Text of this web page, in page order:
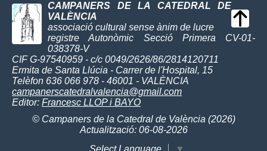
CAMPANERS DE LA CATEDRAL DE
VALÈNCIA
associació cultural sense ànim de lucre
registre Autonòmic Secció Primera CV-01-
038378-V
CIF G-97540959 - c/c 0049/2626/86/2814120711
Ermita de Santa Llúcia - Carrer de l'Hospital, 15
Telèfon 636 066 978 - 46001 - VALÈNCIA
campanerscatedralvalencia@gmail.com
Editor: Francesc LLOP i BAYO
© Campaners de la Catedral de València (2026)
Actualització: 06-08-2026